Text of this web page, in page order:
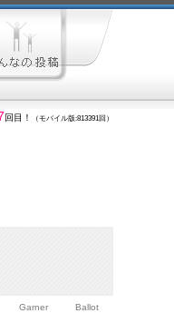
回目！ （モバイル版:813391回）
Garner Ballot